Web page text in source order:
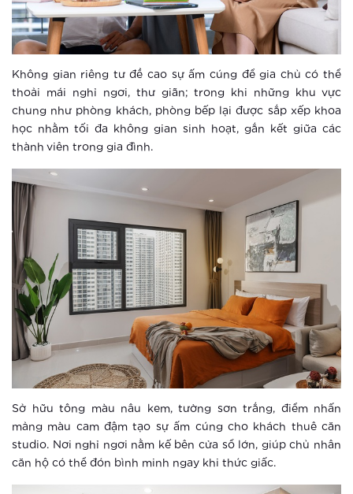
Không gian riêng tư đề cao sự ấm cúng để gia chủ có thể
thoải mái nghỉ ngơi, thư giãn; trong khi những khu vực
chung như phòng khách, phòng bếp lại được sắp xếp khoa
học nhằm tối đa không gian sinh hoạt, gắn kết giữa các
thành viên trong gia đình.
Sở hữu tông màu nâu kem, tường sơn trắng, điểm nhấn
mảng màu cam đậm tạo sự ấm cúng cho khách thuê căn
studio. Nơi nghỉ ngơi nằm kế bên cửa sổ lớn, giúp chủ nhân
căn hộ có thể đón bình minh ngay khi thức giấc.
Nhà liền trường học – nhu cầu thiết
yếu của các gia đình trẻ
Sắp có ‘tổ hợp shop downtown’ phồn
hoa trong Vinhomes Smart City
Xem thêm
Dở khóc dở cười vì ‘sống chung với
mẹ chồng’ thời COVID-19
Xem thêm
Sapphire Parkville: ‘Tâm điểm xanh,
sống an lành’ tại Vinhomes Smart
City
Xem thêm
Nhà đầu tư chờ đón sóng bất động
sản hậu Covid-19
Xem thêm
Hai yếu tố “vàng” sẽ tạo sức bật cho
thị trường BĐS ngay khi dịch bệnh